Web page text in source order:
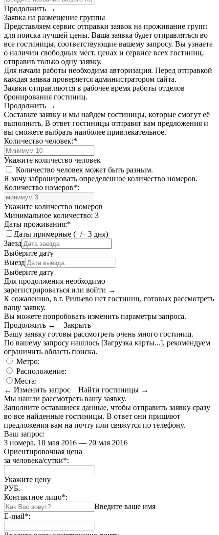
Продолжить →
Заявка на размещение группы
Представляем сервис отправки заявок на проживание групп
для поиска лучшей цены. Ваша заявка будет отправляться во
все гостиницы, соответствующие вашему запросу. Вы узнаете
о наличии свободных мест, ценах и сервисе всех гостиниц,
отправив только одну заявку.
Для начала работы необходима авторизация. Перед отправкой
каждая заявка проверяется администратором сайта.
Заявки отправляются в рабочее время работы отделов
бронирования гостиниц.
Продолжить →
Составьте заявку и мы найдем гостиницы, которые смогут её
выполнить. В ответ гостиницы отправят вам предложения и
вы сможете выбрать наиболее привлекательное.
Количество человек:*
Укажите количество человек
Количество человек может быть разным.
Я хочу забронировать определенное количество номеров.
Количество номеров*:
Укажите количество номеров
Минимальное количество: 3
Даты проживания:*
Даты примерные (+/– 3 дня)
Заезд
Выберите дату
Выезд
Выберите дату
Для продолжения необходимо
зарегистрироваться или войти →
К сожалению, в г. Рильево нет гостиниц, готовых рассмотреть
вашу заявку.
Вы можете попробовать изменить параметры запроса.
Продолжить →
Закрыть
Вашу заявку готовы рассмотреть очень много гостиниц.
По вашему запросу нашлось [Загрузка карты...], рекомендуем
ограничить область поиска.
Метро:
Расположение:
Места:
← Изменить запрос
Найти гостиницы →
Мы нашли рассмотреть вашу заявку.
Заполните оставшиеся данные, чтобы отправить заявку сразу
во все найденные гостиницы. В ответ они пришлют
предложения вам на почту или свяжутся по телефону.
Ваш запрос:
3 номера, 10 мая 2016 — 20 мая 2016
Ориентировочная цена
за человека/сутки*:
Укажите цену
РУБ.
Контактное лицо*:
Введите ваше имя
E-mail*: